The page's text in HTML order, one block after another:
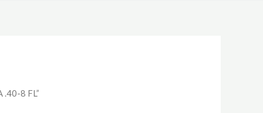
8 FL”